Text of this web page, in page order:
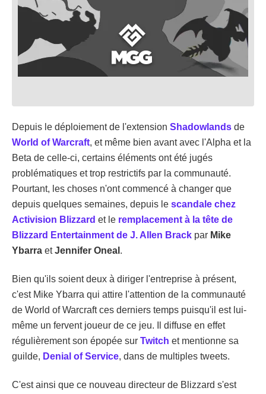
Depuis le déploiement de l'extension Shadowlands de
World of Warcraft, et même bien avant avec l'Alpha et la
Beta de celle-ci, certains éléments ont été jugés
problématiques et trop restrictifs par la communauté.
Pourtant, les choses n'ont commencé à changer que
depuis quelques semaines, depuis le scandale chez
Activision Blizzard et le remplacement à la tête de
Blizzard Entertainment de J. Allen Brack par Mike
Ybarra etJennifer Oneal .
Bien qu'ils soient deux à diriger l'entreprise à présent,
c'est Mike Ybarra qui attire l'attention de la communauté
de World of Warcraft ces derniers temps puisqu'il est lui-
même un fervent joueur de ce jeu. Il diffuse en effet
régulièrement son épopée sur Twitch et mentionne sa
guilde, Denial of Service, dans de multiples tweets.
C'est ainsi que ce nouveau directeur de Blizzard s'est